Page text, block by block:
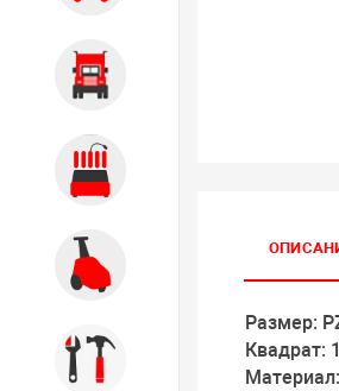
Инструмент
Размер:
Квадрат: